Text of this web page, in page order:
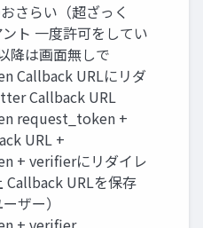
さらい（超ざっく
ト 一度許可をしてい
降は画面無しで
Callback URLにリダ
Callback URL
request_token +
URL +
+ verifierにリダイレ
Callback URLを保存
ザー）